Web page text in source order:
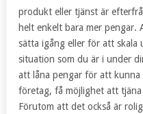
produkt eller tjänst är
helt enkelt bara mer
sätta igång eller för att skala
situation som du är i under
att låna pengar för att
företag, få möjlighet att
Förutom att det också är